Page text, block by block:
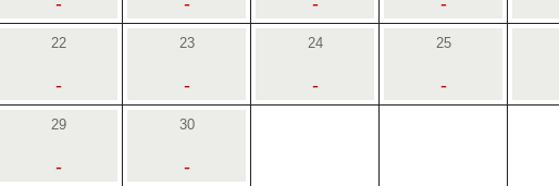
22
-
23
-
24
-
25
-
29
-
30
-